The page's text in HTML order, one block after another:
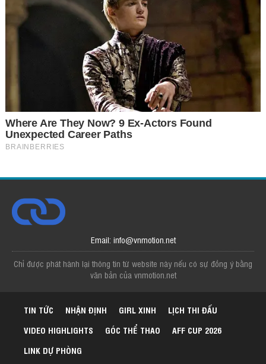
Email: info@vnmotion.net
Chỉ được phát hành lại thông tin từ website này nếu có sự đồng ý bằng
văn bản của vnmotion.net
TIN TỨC NHẬN ĐỊNH GIRL XINH
LỊCH THI ĐẤU
VIDEO HIGHLIGHTS
GÓC THỂ THAO
AFF CUP 2026
LINK DỰ PHÒNG